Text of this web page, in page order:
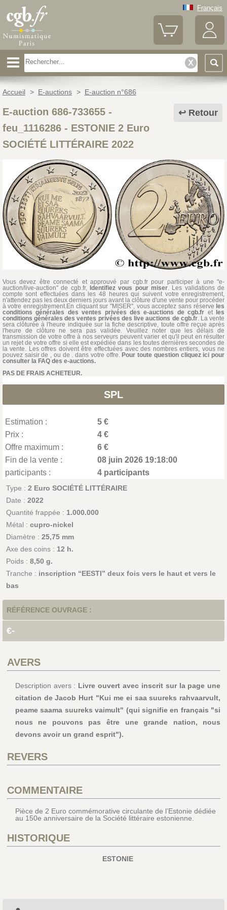
Français
Accueil > E-auctions > E-auction n°686
Retour
E-auction 686-733655 -
feu_1116286- ESTONIE 2 Euro
SOCIÉTÉ LITTÉRAIRE 2022
Vous devez être connecté et approuvé par cgb.fr pour participer à une "e-
auction/live-auction" de cgb.fr, Identifiez vous pour miser. Les validations de
compte sont effectuées dans les 48 heures qui suivent votre enregistrement,
n'attendez pas les deux derniers jours avant la clôture d'une vente pour procéder
à votre enregistrement.En cliquant sur "MISER", vous acceptez sans réserve les
conditions générales des ventes privées des e-auctions de cgb.fr et les
conditions générales des ventes privées des live auctions de cgb.fr. La vente
sera clôturée à l'heure indiquée sur la fiche descriptive, toute offre reçue après
l'heure de clôture ne sera pas validée. Veuillez noter que les délais de
transmission de votre offre à nos serveurs peuvent varier et qu'il peut en résulter
un rejet de votre offre si elle est expédiée dans les toutes dernières secondes de
la vente. Les offres doivent être effectuées avec des nombres entiers, vous ne
pouvez saisir de , ou de . dans votre offre. Pour toute question cliquez ici pour
consulter la FAQ des e-auctions.
PAS DE FRAIS ACHETEUR.
SPL
Estimation :
5 €
Prix :
4 €
Offre maximum :
6 €
Fin de la vente :
08 juin 2026 19:18:00
participants :
4 participants
Type : 2 Euro SOCIÉTÉ LITTÉRAIRE
Date : 2022
Quantité frappée : 1.000.000
Métal : cupro-nickel
Diamètre : 25,75 mm
Axe des coins : 12 h.
Poids : 8,50 g.
Tranche : inscription “EESTI” deux fois vers le haut et vers le
bas
RÉFÉRENCE OUVRAGE :
€-
AVERS
Description avers : Livre ouvert avec inscrit sur la page une
citation de Jacob Hurt "Kui me ei saa suureks rahvaarvult,
peame saama suureks vaimult" (qui signifie en français "si
nous ne pouvons pas être une grande nation, nous
devons avoir un grand esprit").
REVERS
COMMENTAIRE
Pièce de 2 Euro commémorative circulante de l’Estonie dédiée
au 150e anniversaire de la Société littéraire estonienne.
HISTORIQUE
ESTONIE